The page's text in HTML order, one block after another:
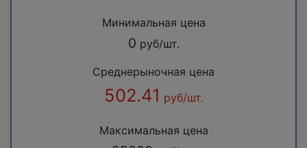
Минимальная цена
0 руб/шт.
Среднерыночная цена
502.41 руб/шт.
Максимальная цена